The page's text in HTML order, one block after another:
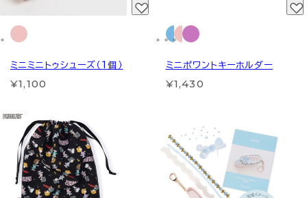
ミニミニトゥシューズ（1個）
¥1,100
ミニポワントキーホルダー
¥1,430